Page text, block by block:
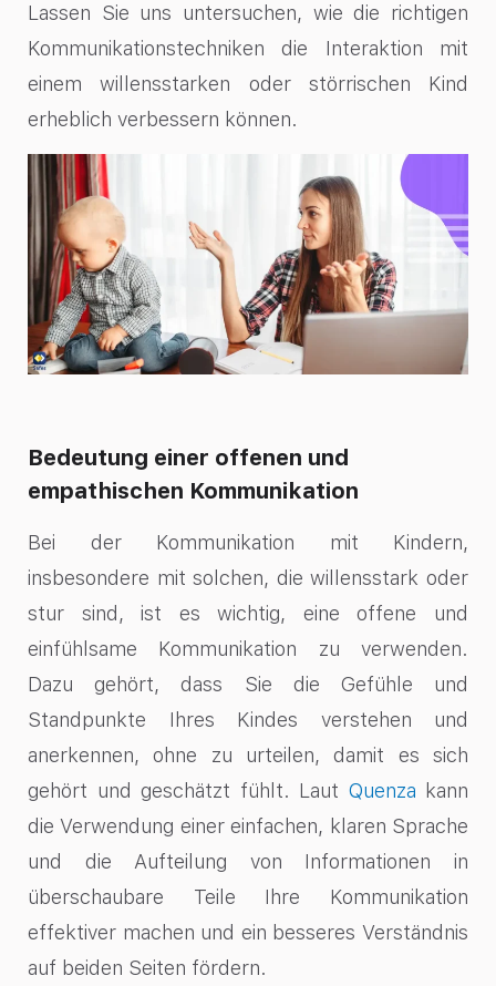
Lassen Sie uns untersuchen, wie die richtigen
Kommunikationstechniken die Interaktion mit
einem willensstarken oder störrischen Kind
erheblich verbessern können.
Bedeutung einer offenen und
empathischen Kommunikation
Bei der Kommunikation mit Kindern,
insbesondere mit solchen, die willensstark oder
stur sind, ist es wichtig, eine offene und
einfühlsame Kommunikation zu verwenden.
Dazu gehört, dass Sie die Gefühle und
Standpunkte Ihres Kindes verstehen und
anerkennen, ohne zu urteilen, damit es sich
gehört und geschätzt fühlt. Laut Quenza kann
die Verwendung einer einfachen, klaren Sprache
und die Aufteilung von Informationen in
überschaubare Teile Ihre Kommunikation
effektiver machen und ein besseres Verständnis
auf beiden Seiten fördern.